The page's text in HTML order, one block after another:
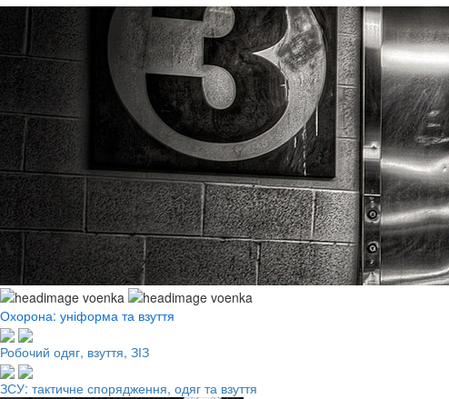
Охорона: уніформа та взуття
Робочий одяг, взуття, ЗІЗ
ЗСУ: тактичне спорядження, одяг та взуття